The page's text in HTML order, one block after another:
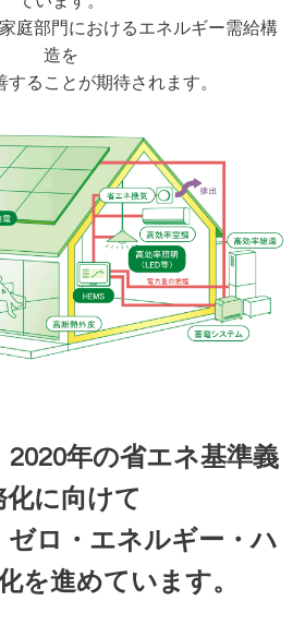
庭部門におけるエネルギー需給構
造を
することが期待されます。
2020年の省エネ基準義
化に向けて
ゼロ・エネルギー・ハ
を進めています。